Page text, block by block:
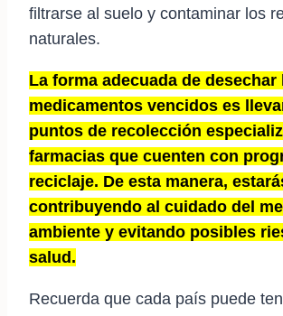
filtrarse al suelo y contaminar los
naturales.
La forma adecuada de desechar
medicamentos vencidos es
puntos de recolección
farmacias que cuenten con
reciclaje. De esta manera,
contribuyendo al cuidado del
ambiente y evitando posibles
salud.
Recuerda que cada país puede